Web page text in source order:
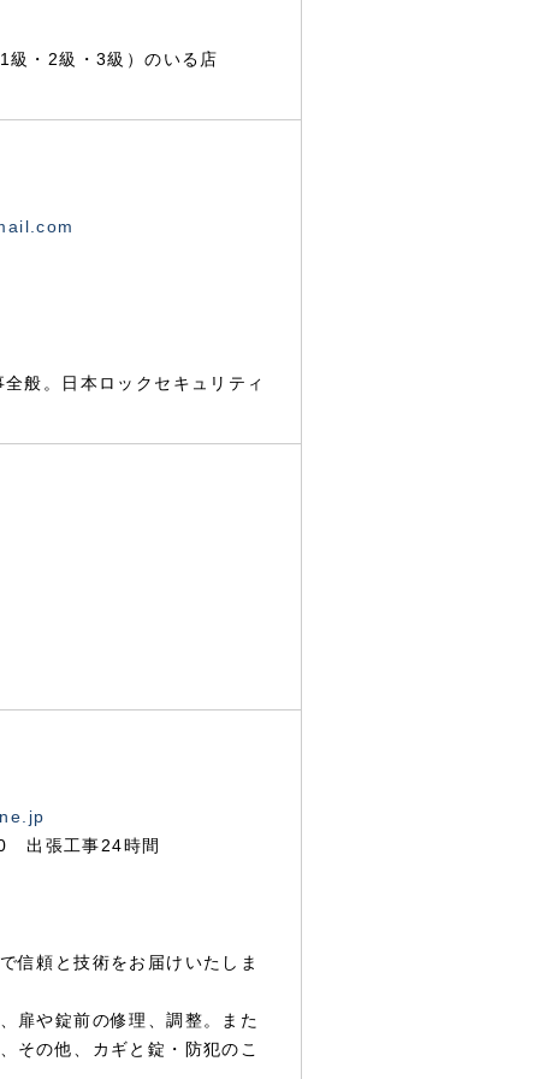
・2級・3級）のいる店
般。日本ロックセキュリティ
出張工事24時間
信頼と技術をお届けいたしま
扉や錠前の修理、調整。また
その他、カギと錠・防犯のこ